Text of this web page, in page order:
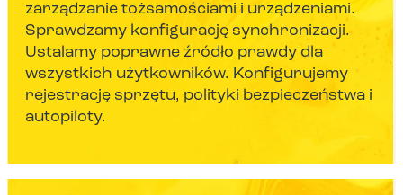
zarządzanie tożsamościami i urządzeniami.
Sprawdzamy konfigurację synchronizacji.
Ustalamy poprawne źródło prawdy dla
wszystkich użytkowników. Konfigurujemy
rejestrację sprzętu, polityki bezpieczeństwa i
autopiloty.